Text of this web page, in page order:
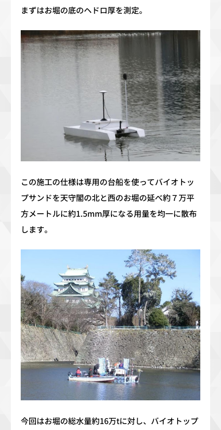
まずはお堀の底のヘドロ厚を測定。
この施工の仕様は専用の台船を使ってバイオトッ
プサンドを天守閣の北と西のお堀の延べ約７万平
方メートルに約1.5mm厚になる用量を均一に散布
します。
今回はお堀の総水量約16万tに対し、バイオトップ